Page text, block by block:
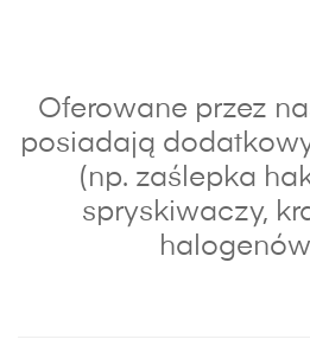
Oferowane przez
posiadają
(np. zaślepka
spryskiwaczy,